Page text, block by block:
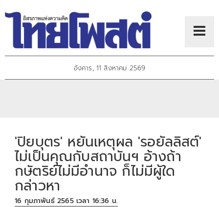
อังคาร, 11 สิงหาคม 2569
'ปิยบุตร' หยันเหตุผล 'รอยัลลิสต์'
ไม่เป็นคุณกับสถาบันฯ อ้างถ้า
กษัตริย์ไม่มีอำนาจ ก็ไม่มีผู้ใด
กล่าวหา
16 กุมภาพันธ์ 2565 เวลา 16:36 น.